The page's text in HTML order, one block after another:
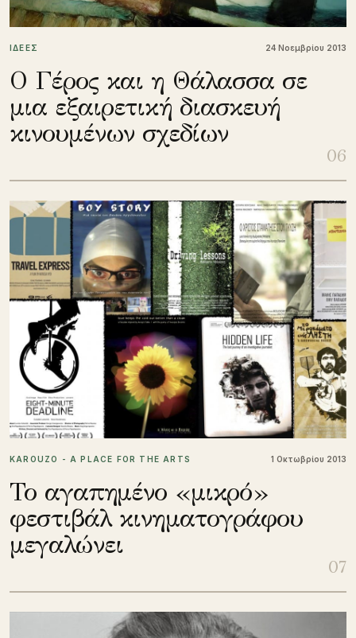
ΙΔΕΕΣ 24 Νοεμβρίου 2013
Ο Γέρος και η Θάλασσα σε
μια εξαιρετική διασκευή
κινουμένων σχεδίων
06
KAROUZO - A PLACE FOR THE ARTS 1 Οκτωβρίου 2013
Το αγαπημένο «μικρό»
φεστιβάλ κινηματογράφου
μεγαλώνει
07